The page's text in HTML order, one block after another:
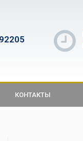
КОНТАКТЫ